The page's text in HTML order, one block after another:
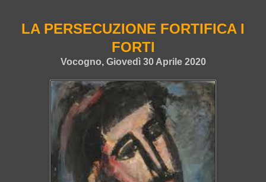
LA PERSECUZIONE FORTIFICA I
FORTI
Vocogno, Giovedì 30 Aprile 2020